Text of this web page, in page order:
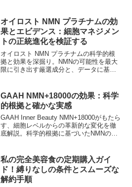
始めたい方へ。
オイロスト NMN プラチナムの効
果とエビデンス：細胞マネジメン
トの正統進化を検証する
オイロスト NMN プラチナムの科学的根
拠と効果を深掘り。NMNの可能性を最大
限に引き出す厳選成分と、データに基づ
GAAH NMN+18000の効果：科学
的根拠と確かな実感
GAAH Inner Beauty NMN+18000がもたら
す、細胞レベルからの革新的な変化を徹
底解説。科学的根拠に基づいたNMNの働
私の完全美容食の定期購入ガイ
ド！縛りなしの条件とスムーズな
解約手順